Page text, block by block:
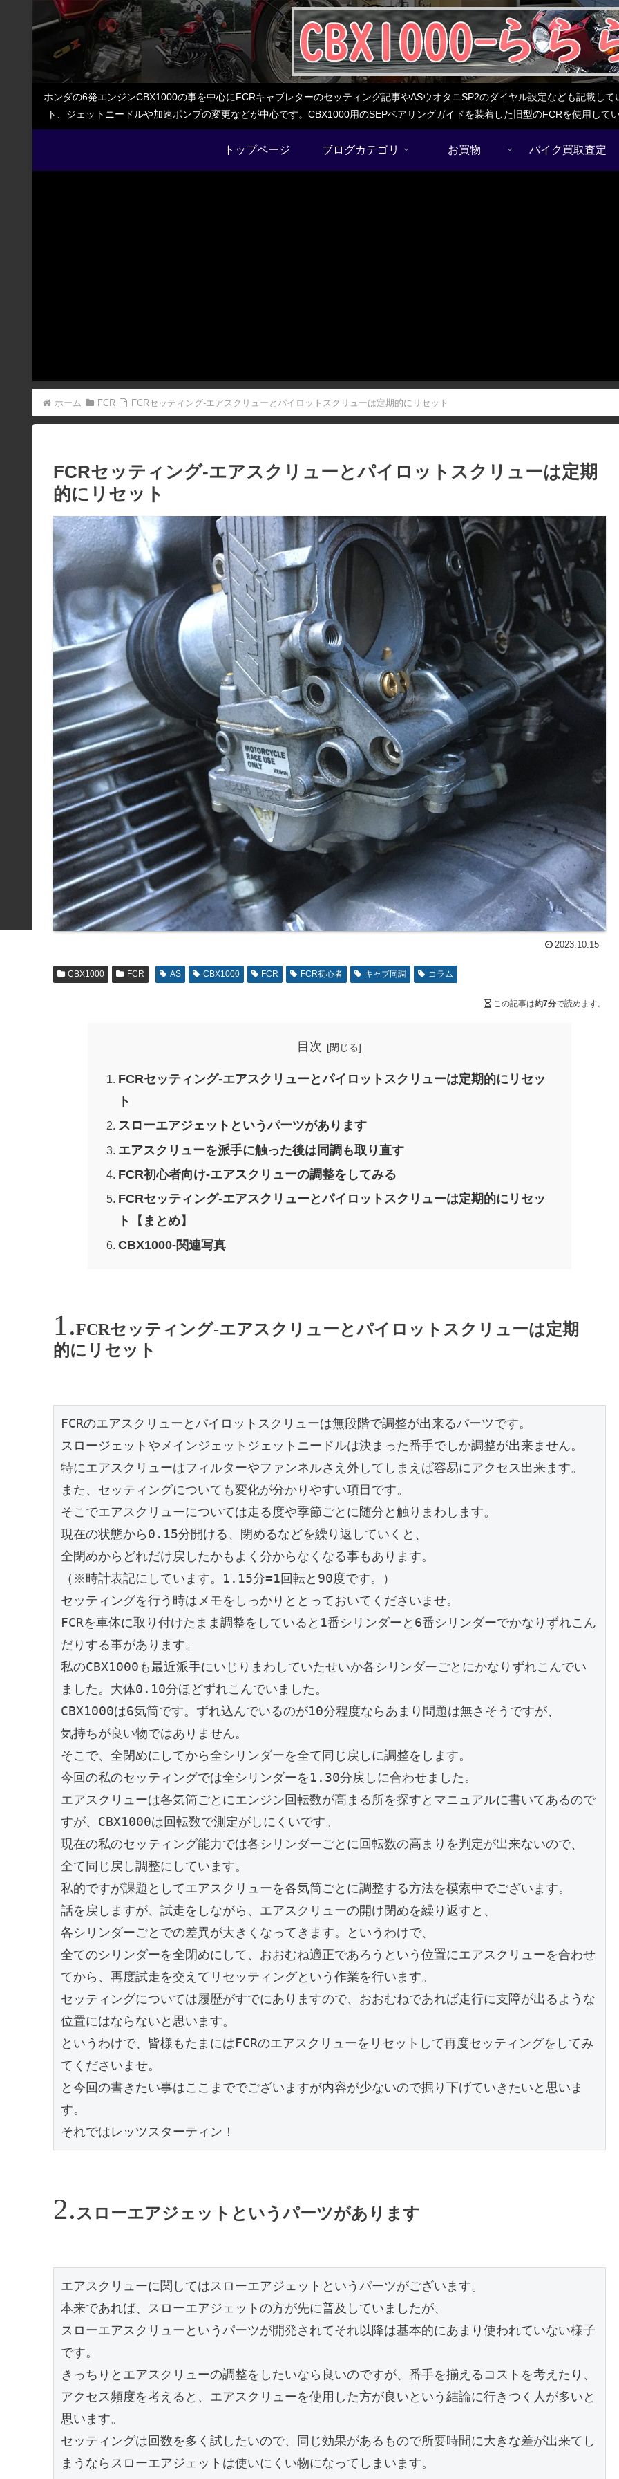
ホンダの6発エンジンCBX1000の事を中心にFCRキャブレターのセッティング記事やASウオタニSP2のダイヤル設定なども記載し
ト、ジェットニードルや加速ポンプの変更などが中心です。CBX1000用のSEPベアリングガイドを装着した旧型のFCRを使用し
トップページ ブログカテゴリ お買物 バイク買取査定
ホーム FCR FCRセッティング-エアスクリューとパイロットスクリューは定期的にリセット
FCRセッティング-エアスクリューとパイロットスクリューは定期
的にリセット
2023.10.15
CBX1000 FCR AS CBX1000 FCR FCR初心者 キャブ同調 コラム
この記事は約7分で読めます。
目次
FCRセッティング-エアスクリューとパイロットスクリューは定期的にリセッ
ト
スローエアジェットというパーツがあります
エアスクリューを派手に触った後は同調も取り直す
FCR初心者向け-エアスクリューの調整をしてみる
FCRセッティング-エアスクリューとパイロットスクリューは定期的にリセッ
ト【まとめ】
CBX1000-関連写真
FCRセッティング-エアスクリューとパイロットスクリューは定期
的にリセット
FCRのエアスクリューとパイロットスクリューは無段階で調整が出来るパーツです。
スロージェットやメインジェットジェットニードルは決まった番手でしか調整が出来ません。
特にエアスクリューはフィルターやファンネルさえ外してしまえば容易にアクセス出来ます。
また、セッティングについても変化が分かりやすい項目です。
そこでエアスクリューについては走る度や季節ごとに随分と触りまわします。
現在の状態から0.15分開ける、閉めるなどを繰り返していくと、
全閉めからどれだけ戻したかもよく分からなくなる事もあります。
（※時計表記にしています。1.15分=1回転と90度です。）
セッティングを行う時はメモをしっかりととっておいてくださいませ。
FCRを車体に取り付けたまま調整をしていると1番シリンダーと6番シリンダーでかなりずれこん
だりする事があります。
私のCBX1000も最近派手にいじりまわしていたせいか各シリンダーごとにかなりずれこんでい
ました。大体0.10分ほどずれこんでいました。
CBX1000は6気筒です。ずれ込んでいるのが10分程度ならあまり問題は無さそうですが、
気持ちが良い物ではありません。
そこで、全閉めにしてから全シリンダーを全て同じ戻しに調整をします。
今回の私のセッティングでは全シリンダーを1.30分戻しに合わせました。
エアスクリューは各気筒ごとにエンジン回転数が高まる所を探すとマニュアルに書いてあるので
すが、CBX1000は回転数で測定がしにくいです。
現在の私のセッティング能力では各シリンダーごとに回転数の高まりを判定が出来ないので、
全て同じ戻し調整にしています。
私的ですが課題としてエアスクリューを各気筒ごとに調整する方法を模索中でございます。
話を戻しますが、試走をしながら、エアスクリューの開け閉めを繰り返すと、
各シリンダーごとでの差異が大きくなってきます。というわけで、
全てのシリンダーを全閉めにして、おおむね適正であろうという位置にエアスクリューを合わせ
てから、再度試走を交えてリセッティングという作業を行います。
セッティングについては履歴がすでにありますので、おおむねであれば走行に支障が出るような
位置にはならないと思います。
というわけで、皆様もたまにはFCRのエアスクリューをリセットして再度セッティングをしてみ
てくださいませ。
と今回の書きたい事はここまででございますが内容が少ないので掘り下げていきたいと思いま
す。
それではレッツスターティン！
スローエアジェットというパーツがあります
エアスクリューに関してはスローエアジェットというパーツがございます。
本来であれば、スローエアジェットの方が先に普及していましたが、
スローエアスクリューというパーツが開発されてそれ以降は基本的にあまり使われていない様子
です。
きっちりとエアスクリューの調整をしたいなら良いのですが、番手を揃えるコストを考えたり、
アクセス頻度を考えると、エアスクリューを使用した方が良いという結論に行きつく人が多いと
思います。
セッティングは回数を多く試したいので、同じ効果があるもので所要時間に大きな差が出来てし
まうならスローエアジェットは使いにくい物になってしまいます。